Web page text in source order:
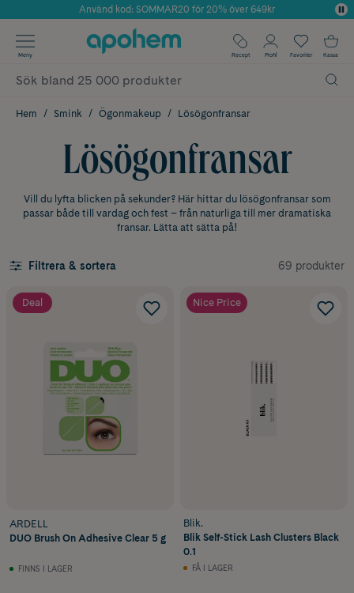
Årets Butik 2025 inom Skönhet
Använd kod: SOMMAR20 för 20% över 649kr
✓ Fri frakt
✓ Poäng på alla köp*
Meny Recept Profil Favoriter Kassa
Hem Smink Ögonmakeup Lösögonfransar
Lösögonfransar
Vill du lyfta blicken på sekunder? Här hittar du lösögonfransar som
passar både till vardag och fest – från naturliga till mer dramatiska
fransar. Lätta att sätta på!
Filtrera & sortera 69 produkter
Deal
ARDELL
DUO Brush On Adhesive Clear 5 g
FINNS I LAGER
Nice Price
Blik.
Blik Self-Stick Lash Clusters Black
0.1
FÅ I LAGER